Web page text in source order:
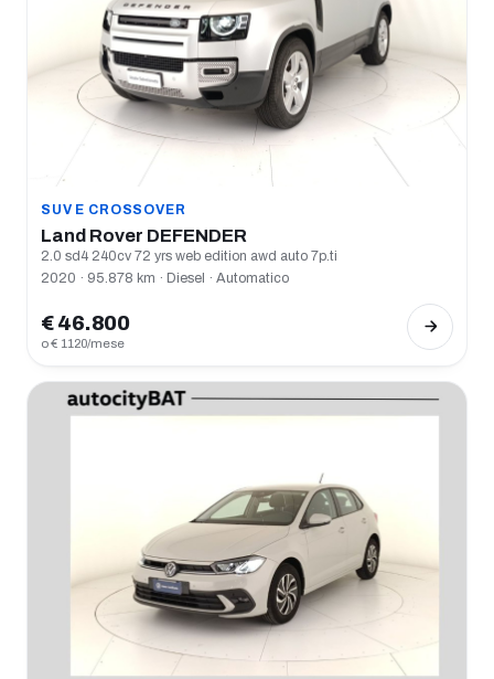
SUV E CROSSOVER
Land Rover DEFENDER
2.0 sd4 240cv 72 yrs web edition awd auto 7p.ti
2020 · 95.878 km · Diesel · Automatico
€ 46.800
o € 1120/mese